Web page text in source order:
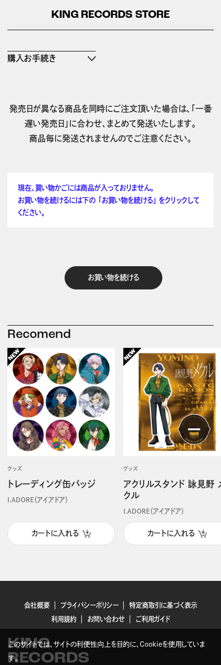
KING RECORDS STORE
購入お手続き
発売日が異なる商品を同時にご注文頂いた場合は、「一番
遅い発売日」に合わせ、まとめて発送いたします。
商品毎に発送されませんのでご注意ください。
現在、買い物かごには商品が入っておりません。
お買い物を続けるには下の 「お買い物を続ける」 をクリックして
ください。
お買い物を続ける
Recomend
グッズ
トレーディング缶バッジ
I.ADORE（アイアドア）
カートに入れる
グッズ
アクリルスタンド 詠見野
クル
I.ADORE（アイアドア）
カートに入れる
会社概要 プライバシーポリシー
特定商取引に基づく表示
利用規約
お問い合わせ ご利用ガイド
KING
RECORDS
このサイトでは、サイトの利便性向上を目的に、Cookieを使用していま
す。